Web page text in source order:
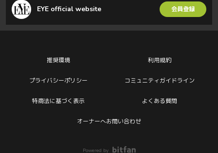
EYE official website 会員登録
推奨環境 利用規約
プライバシーポリシー コミュニティガイドライン
特商法に基づく表示 よくある質問
オーナーへお問い合わせ
Powered by